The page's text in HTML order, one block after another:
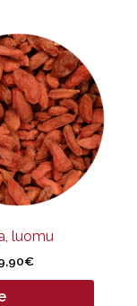
luomu
€Hintaluokka:
3,99€